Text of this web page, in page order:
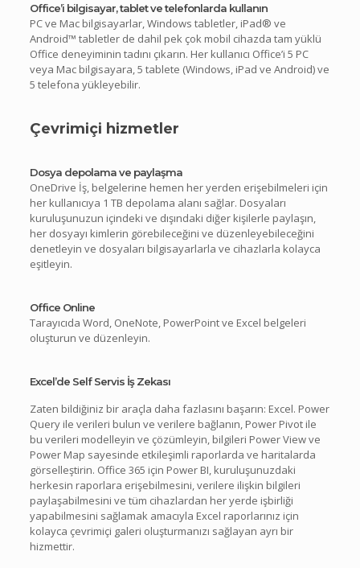
Office’i bilgisayar, tablet ve telefonlarda kullanın
PC ve Mac bilgisayarlar, Windows tabletler, iPad® ve
Android™ tabletler de dahil pek çok mobil cihazda tam yüklü
Office deneyiminin tadını çıkarın. Her kullanıcı Office’i 5 PC
veya Mac bilgisayara, 5 tablete (Windows, iPad ve Android) ve
5 telefona yükleyebilir.
Çevrimiçi hizmetler
Dosya depolama ve paylaşma
OneDrive İş, belgelerine hemen her yerden erişebilmeleri için
her kullanıcıya 1 TB depolama alanı sağlar. Dosyaları
kuruluşunuzun içindeki ve dışındaki diğer kişilerle paylaşın,
her dosyayı kimlerin görebileceğini ve düzenleyebileceğini
denetleyin ve dosyaları bilgisayarlarla ve cihazlarla kolayca
eşitleyin.
Office Online
Tarayıcıda Word, OneNote, PowerPoint ve Excel belgeleri
oluşturun ve düzenleyin.
Excel’de Self Servis İş Zekası
Zaten bildiğiniz bir araçla daha fazlasını başarın: Excel. Power
Query ile verileri bulun ve verilere bağlanın, Power Pivot ile
bu verileri modelleyin ve çözümleyin, bilgileri Power View ve
Power Map sayesinde etkileşimli raporlarda ve haritalarda
görselleştirin. Office 365 için Power BI, kuruluşunuzdaki
herkesin raporlara erişebilmesini, verilere ilişkin bilgileri
paylaşabilmesini ve tüm cihazlardan her yerde işbirliği
yapabilmesini sağlamak amacıyla Excel raporlarınız için
kolayca çevrimiçi galeri oluşturmanızı sağlayan ayrı bir
hizmettir.